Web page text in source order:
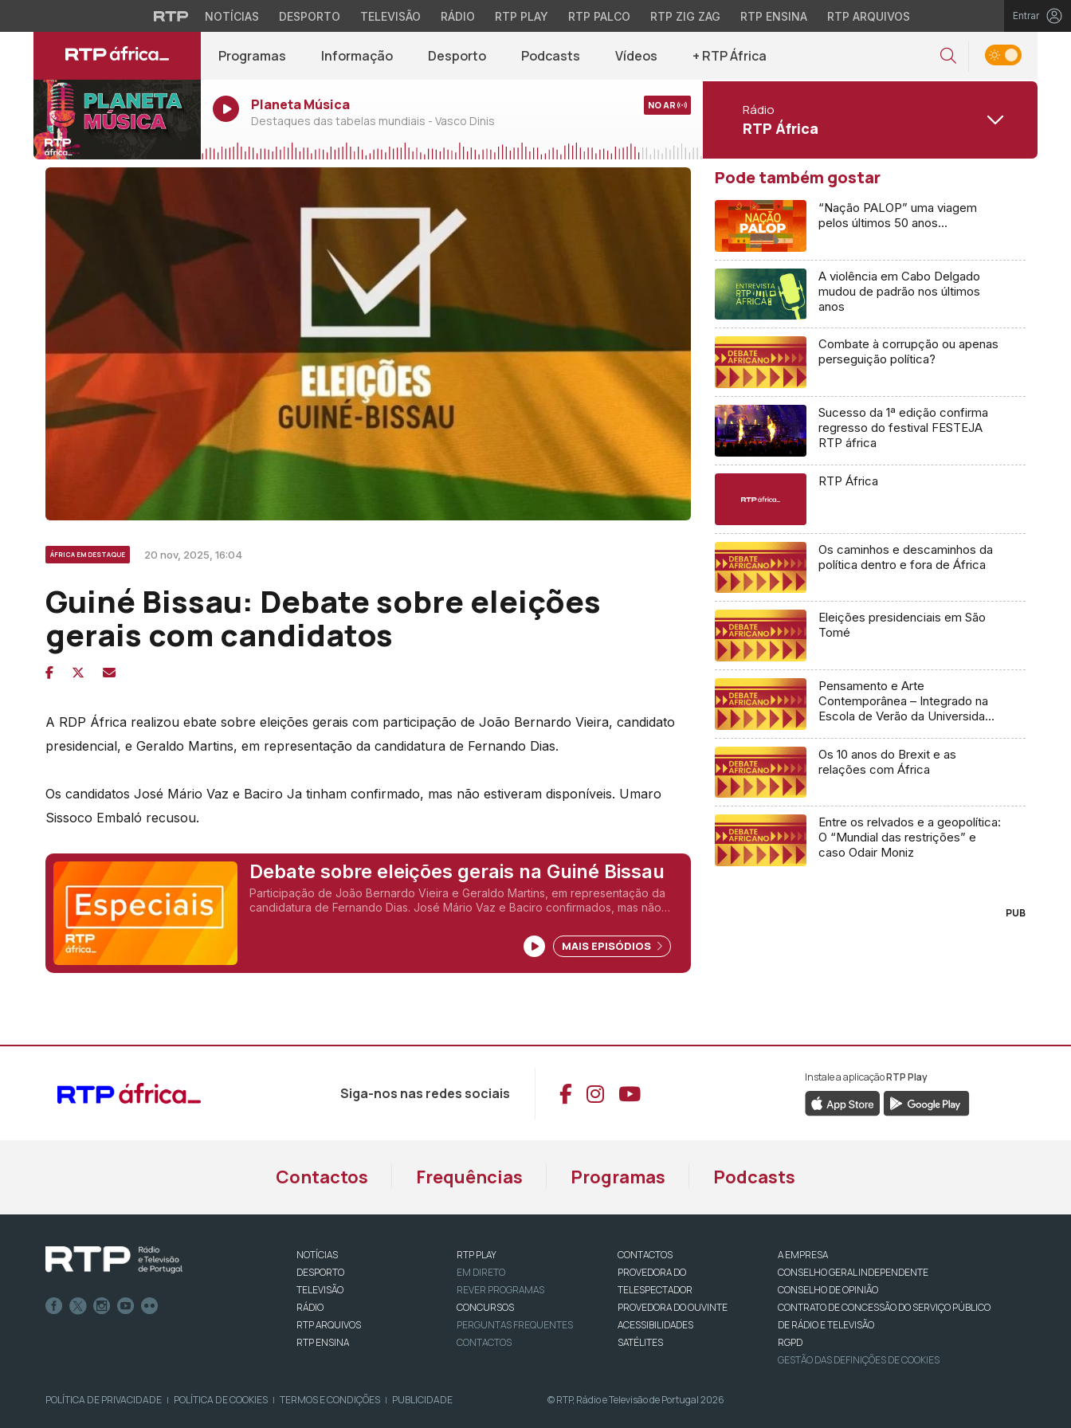
NOTÍCIAS DESPORTO TELEVISÃO RÁDIO RTP PLAY RTP PALCO RTP ZIG ZAG RTP ENSINA RTP ARQUIVOS Entrar
Programas Informação Desporto Podcasts Vídeos + RTP África
Planeta Música
Destaques das tabelas mundiais - Vasco Dinis
NO AR Rádio
RTP África
ÁFRICA EM DESTAQUE 20 nov, 2025, 16:04
Guiné Bissau: Debate sobre eleições
gerais com candidatos
A RDP África realizou ebate sobre eleições gerais com participação de João Bernardo Vieira, candidato
presidencial, e Geraldo Martins, em representação da candidatura de Fernando Dias.
Os candidatos José Mário Vaz e Baciro Ja tinham confirmado, mas não estiveram disponíveis. Umaro
Sissoco Embaló recusou.
Debate sobre eleições gerais na Guiné Bissau
Participação de João Bernardo Vieira e Geraldo Martins, em representação da
candidatura de Fernando Dias. José Mário Vaz e Baciro confirmados, mas não
MAIS EPISÓDIOS
Pode também gostar
“Nação PALOP” uma viagem
pelos últimos 50 anos…
A violência em Cabo Delgado
mudou de padrão nos últimos
anos
Combate à corrupção ou apenas
perseguição política?
Sucesso da 1ª edição confirma
regresso do festival FESTEJA
RTP áfrica
RTP África
Os caminhos e descaminhos da
política dentro e fora de África
Eleições presidenciais em São
Tomé
Pensamento e Arte
Contemporânea – Integrado na
Escola de Verão da Universidade
Os 10 anos do Brexit e as
relações com África
Entre os relvados e a geopolítica:
O “Mundial das restrições” e
caso Odair Moniz
PUB
Siga-nos nas redes sociais Aceder ao Facebook da RTP África
Aceder ao Instagram da RTP África
Aceder ao YouTube da RTP África
Instale a aplicaçãoRTP Play
Contactos Frequências Programas Podcasts
NOTÍCIAS
DESPORTO
TELEVISÃO
RÁDIO
RTP ARQUIVOS
RTP ENSINA
RTP PLAY
EM DIRETO
REVER PROGRAMAS
CONCURSOS
PERGUNTAS FREQUENTES
CONTACTOS
CONTACTOS
PROVEDORA DO
TELESPECTADOR
PROVEDORA DO OUVINTE
ACESSIBILIDADES
SATÉLITES
A EMPRESA
CONSELHO GERAL INDEPENDENTE
CONSELHO DE OPINIÃO
CONTRATO DE CONCESSÃO DO SERVIÇO PÚBLICO
DE RÁDIO E TELEVISÃO
RGPD
GESTÃO DAS DEFINIÇÕES DE COOKIES
POLÍTICA DE PRIVACIDADE | POLÍTICA DE COOKIES | TERMOS E CONDIÇÕES | PUBLICIDADE © RTP, Rádio e Televisão de Portugal 2026